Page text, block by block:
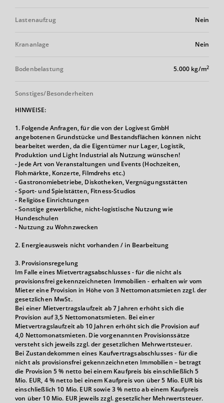
Lastenaufzug Nein
Krananlage Nein
Bodenbelastung 5.000 kg/m2
Sonstiges/Besonderheiten
HINWEISE:
1. Folgende Anfragen, für die von der Logivest GmbH
angebotenen Grundstücke und Bestandsflächen können nicht
bearbeitet werden, da die Eigentümer nur Lager, Logistik,
Produktion und Light Industrial als Nutzung wünschen!
- Jede Art von Veranstaltungen und Events (Hochzeiten,
Flohmärkte, Konzerte, Filmdrehs etc.)
- Gastronomiebetriebe, Diskotheken, Vergnügungsstätten
- Sport- und Spielstätten, Fitness-Studios
- Religiöse Einrichtungen
- Sonstige gewerbliche, nicht-logistische Nutzung wie
Hundeschulen
- Nutzung zu Wohnzwecken
2. Energieausweis nicht vorhanden / in Bearbeitung
3. Provisionsregelung
Im Falle eines Mietvertragsabschlusses - für die nicht als
provisionsfrei gekennzeichneten Immobilien - erhalten wir vom
Mieter eine Provision in Höhe von 3 Nettomonatsmieten zzgl. der
gesetzlichen MwSt.
Bei einer Mietvertragslaufzeit ab 7 Jahren erhöht sich die
Provision auf 3,5 Nettomonatsmieten. Bei einer
Mietvertragslaufzeit ab 10 Jahren erhöht sich die Provision auf
4,0 Nettomonatsmieten. Die vorgenannten Provisionssätze
versteht sich jeweils zzgl. der gesetzlichen Mehrwertsteuer.
Bei Zustandekommen eines Kaufvertragsabschlusses - für die
nicht als provisionsfrei gekennzeichneten Immobilien – betragt
die Provision 5 % netto bei einem Kaufpreis bis einschließlich 5
Mio. EUR, 4 % netto bei einem Kaufpreis von über 5 Mio. EUR bis
einschließlich 10 Mio. EUR sowie 3 % netto ab einem Kaufpreis
von über 10 Mio. EUR jeweils zzgl. gesetzlicher Mehrwertsteuer.